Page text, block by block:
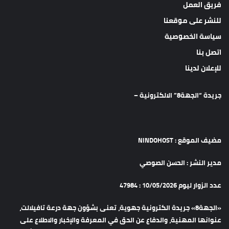
فريق العمل
للنشر على موقعنا
سياسة الخصوصية
اتصل بنا
للإعلان لدينا
جريدة “الجهة8” الالكترونية –
مضيف الموقع : NINDOHOST
مدير النشر : الحسن الصوصي
عدد الزوار ليوم 10/05/2026 : 47984
«الجهة8» جريدة الكترونية جهوية، تعنى بشؤون جهة درعة تافيلالت،
عنوانها المهنية، والدفاع عن الحق في المعرفة والإخبار والاطلاع على